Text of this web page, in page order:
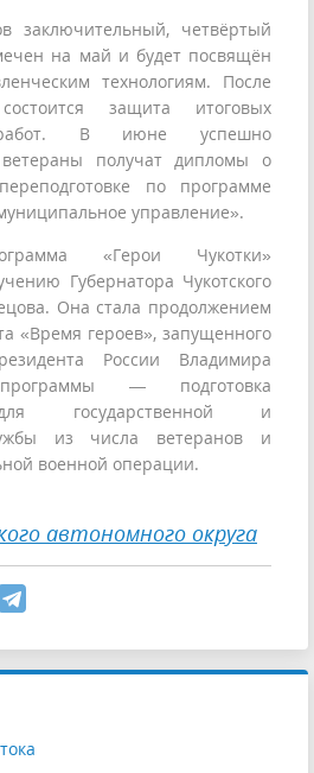
заключительный, четвёртый
на май и будет посвящён
технологиям. После
защита итоговых
работ. В июне успешно
получат дипломы о
по программе
управление».
«Герои Чукотки»
Губернатора Чукотского
Она стала продолжением
«Время героев», запущенного
России Владимира
— подготовка
государственной и
из числа ветеранов и
военной операции.
автономного округа